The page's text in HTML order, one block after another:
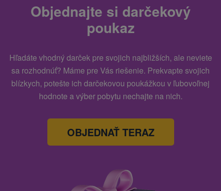
Objednajte si darčekový
poukaz
Hľadáte vhodný darček pre svojich najbližších, ale neviete
sa rozhodnúť? Máme pre Vás riešenie. Prekvapte svojich
blízkych, potešte ich darčekovou poukážkou v ľubovoľnej
hodnote a výber pobytu nechajte na nich.
OBJEDNAŤ TERAZ